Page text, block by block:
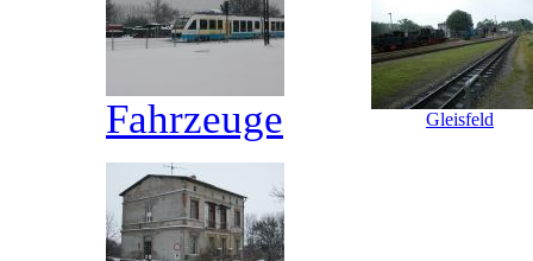
Fahrzeuge Gleisfeld